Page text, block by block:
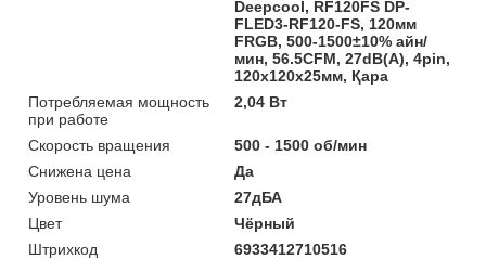
Deepcool, RF120FS DP-
FLED3-RF120-FS, 120мм
FRGB, 500-1500±10% айн/
мин, 56.5CFM, 27dB(A), 4pin,
120х120х25мм, Қара
Потребляемая мощность
при работе
2,04 Вт
Скорость вращения
500 - 1500 об/мин
Снижена цена
Да
Уровень шума
27дБА
Цвет
Чёрный
Штрихкод
6933412710516